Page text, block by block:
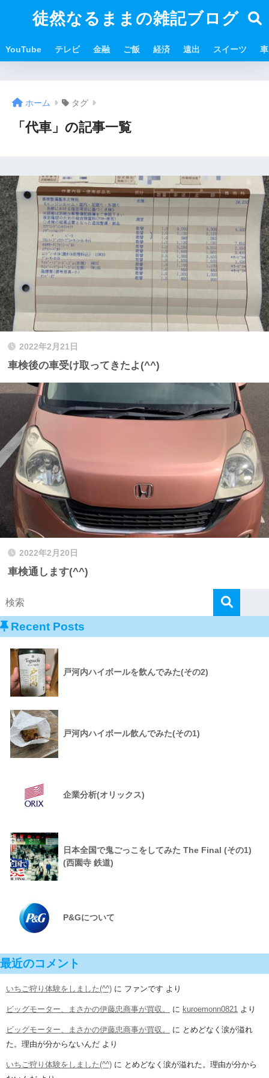
徒然なるままの雑記ブログ
YouTube テレビ 金融 ご飯 経済 遠出 スイーツ 車
ホーム タグ
「代車」の記事一覧
2022年2月21日
車検後の車受け取ってきたよ(^^)
2022年2月20日
車検通します(^^)
Recent Posts
戸河内ハイボールを飲んでみた(その2)
戸河内ハイボール飲んでみた(その1)
企業分析(オリックス)
日本全国で鬼ごっこをしてみた The Final (その1)
(西園寺 鉄道)
P&Gについて
最近のコメント
いちご狩り体験をしました(^^) に ファンです より
ビッグモーター、まさかの伊藤忠商事が買収。 に kuroemonn0821 より
ビッグモーター、まさかの伊藤忠商事が買収。 に とめどなく涙が溢れ
た。理由が分からないんだ より
いちご狩り体験をしました(^^) に とめどなく涙が溢れた。理由が分から